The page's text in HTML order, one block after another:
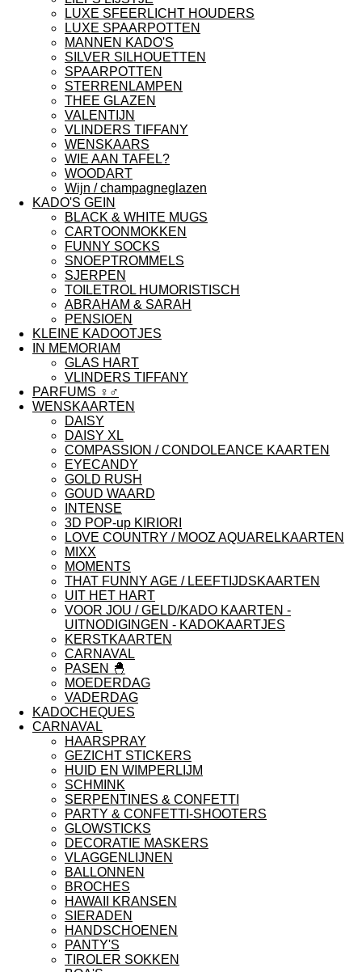
LUXE SFEERLICHT HOUDERS
LUXE SPAARPOTTEN
MANNEN KADO'S
SILVER SILHOUETTEN
SPAARPOTTEN
STERRENLAMPEN
THEE GLAZEN
VALENTIJN
VLINDERS TIFFANY
WENSKAARS
WIE AAN TAFEL?
WOODART
Wijn / champagneglazen
KADO'S GEIN
BLACK & WHITE MUGS
CARTOONMOKKEN
FUNNY SOCKS
SNOEPTROMMELS
SJERPEN
TOILETROL HUMORISTISCH
ABRAHAM & SARAH
PENSIOEN
KLEINE KADOOTJES
IN MEMORIAM
GLAS HART
VLINDERS TIFFANY
PARFUMS ♀︎♂︎
WENSKAARTEN
DAISY
DAISY XL
COMPASSION / CONDOLEANCE KAARTEN
EYECANDY
GOLD RUSH
GOUD WAARD
INTENSE
3D POP-up KIRIORI
LOVE COUNTRY / MOOZ AQUARELKAARTEN
MIXX
MOMENTS
THAT FUNNY AGE / LEEFTIJDSKAARTEN
UIT HET HART
VOOR JOU / GELD/KADO KAARTEN -
UITNODIGINGEN - KADOKAARTJES
KERSTKAARTEN
CARNAVAL
PASEN 🐣
MOEDERDAG
VADERDAG
KADOCHEQUES
CARNAVAL
HAARSPRAY
GEZICHT STICKERS
HUID EN WIMPERLIJM
SCHMINK
SERPENTINES & CONFETTI
PARTY & CONFETTI-SHOOTERS
GLOWSTICKS
DECORATIE MASKERS
VLAGGENLIJNEN
BALLONNEN
BROCHES
HAWAII KRANSEN
SIERADEN
HANDSCHOENEN
PANTY'S
TIROLER SOKKEN